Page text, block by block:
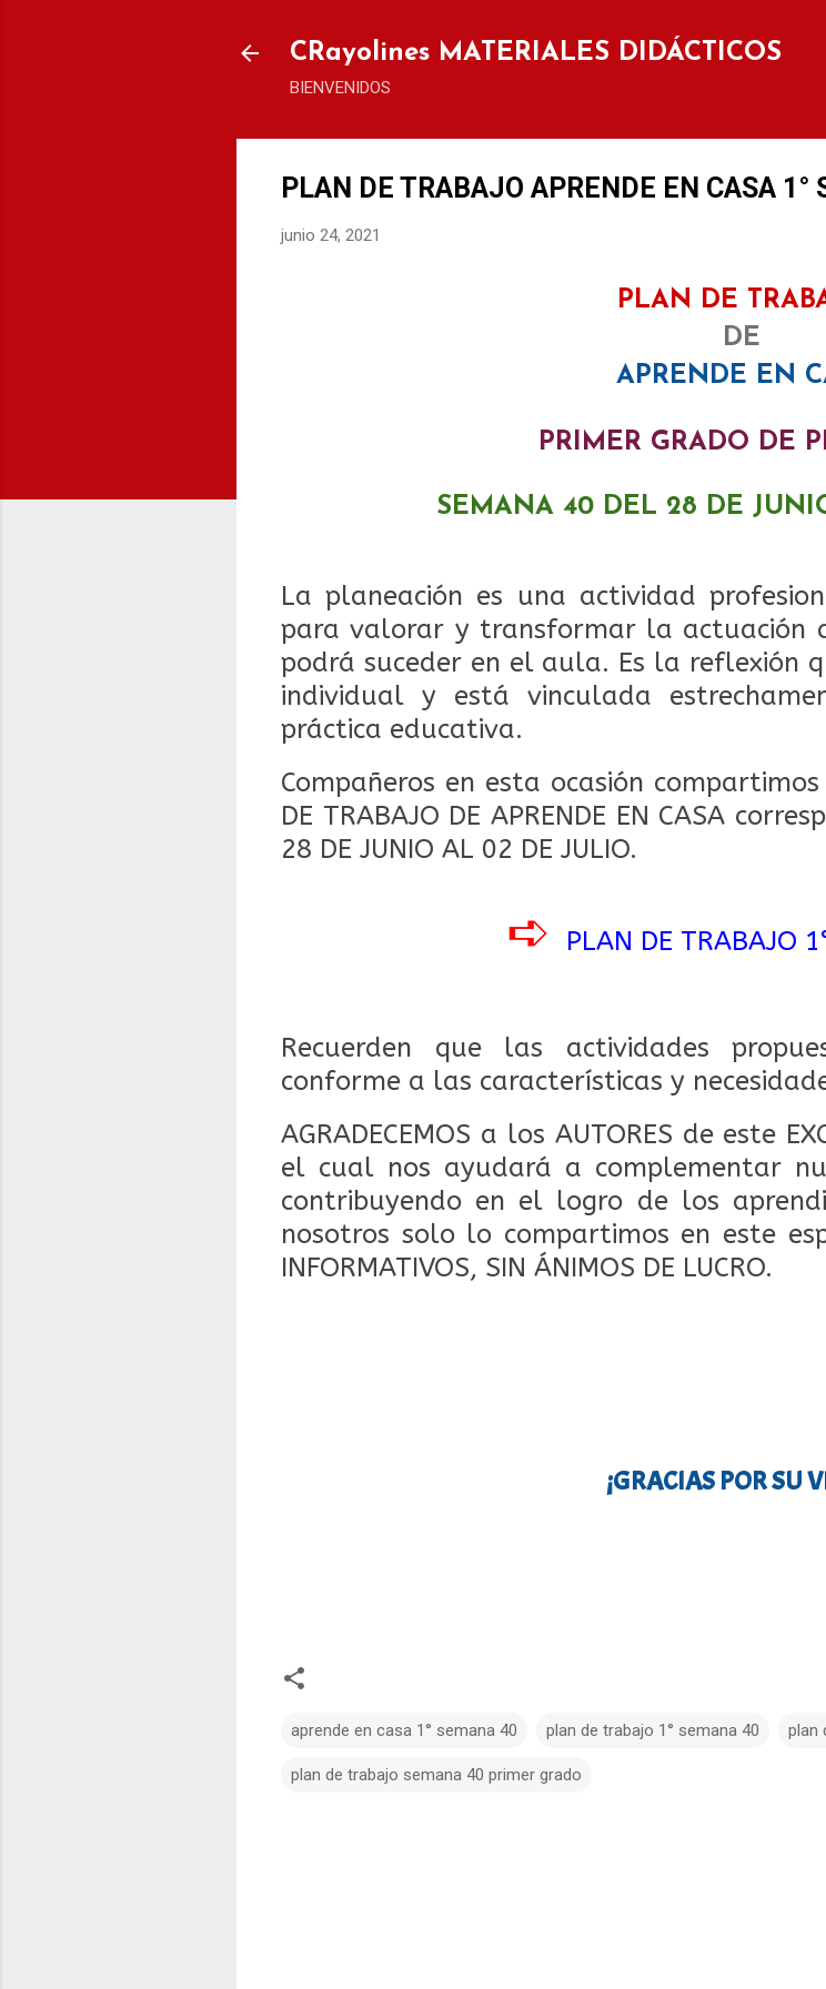
CRayolines MATERIALES DIDÁCTICOS
BIENVENIDOS
PLAN DE TRABAJO APRENDE EN CASA 1°
junio 24, 2021
PLAN DE
DE
APRENDE EN
PRIMER GRADO DE
SEMANA 40 DEL 28 DE
La planeación es una actividad
para valorar y transformar la actuación
podrá suceder en el aula. Es la reflexión
individual y está vinculada
práctica educativa.
Compañeros en esta ocasión
DE TRABAJO DE APRENDE EN CASA
28 DE JUNIO AL 02 DE JULIO.
➪ PLAN DE TRABAJO
Recuerden que las actividades
conforme a las características y
AGRADECEMOS a los AUTORES de este
el cual nos ayudará a complementar
contribuyendo en el logro de los
nosotros solo lo compartimos en este
INFORMATIVOS, SIN ÁNIMOS DE LUCRO.
¡GRACIAS POR SU
aprende en casa 1° semana 40 plan de trabajo 1° semana 40 plan
plan de trabajo semana 40 primer grado